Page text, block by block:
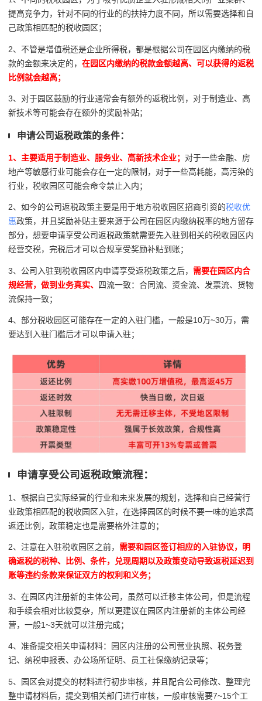
提高竞争力，针对不同的行业的的扶持力度不同，所以需要选择和自
己政策相匹配的税收园区；
2、不管是增值税还是企业所得税，都是根据公司在园区内缴纳的税
款的金额来决定的， 在园区内缴纳的税款金额越高、可以获得的返税
比例就会越高；
3、对于园区鼓励的行业通常会有额外的返税比例，对于制造业、高
新技术等可能会存在额外的奖励补贴；
申请公司返税政策的条件：
1、主要适用于制造业、服务业、高新技术企业； 对于一些金融、房
地产等敏感行业可能会存在一定的限制，对于一些高耗能，高污染的
行业，税收园区可能会命令禁止入内；
2、如今的公司返税政策主要是用于地方税收园区招商引资的税收优
惠政策，并且奖励补贴主要来源于公司在园区内缴纳税率的地方留存
部分，想要申请享受公司返税政策就需要先入驻到相关的税收园区内
经营交税，完税后才可以合规享受奖励补贴到账；
3、公司入驻到税收园区内申请享受返税政策之后， 需要在园区内合
规经营，做到业务真实、
四流一致： 合同流、资金流、发票流、货物
流保持一致；
4、部分税收园区可能存在一定的入驻门槛，一般是10万~30万，需
要达到入驻门槛后才可以申请入驻；
申请享受公司返税政策流程：
1、根据自己实际经营的行业和未来发展的规划，选择和自己经营行
业政策相匹配的税收园区入驻，在选择园区的时候不要一味的追求高
返还比例，政策稳定也是需要格外注意的；
2、注意在入驻税收园区之前， 需要和园区签订相应的入驻协议，明
确返税的税种、比例、条件，兑现周期以及政策变动导致返税延迟到
账等违约条款来保证双方的权利和义务；
3、在园区内注册新的主体公司，虽然可以迁移主体公司，但是流程
和手续会相对比较复杂，所以更建议在园区内注册新的主体公司经
营，一般1~3天就可以注册完成；
4、准备提交相关申请材料：
园区内注册的公司营业执照、税务登
记、纳税申报表、办公场所证明、员工社保缴纳记录等；
5、园区会对提交的材料进行初步审核，并且配合公司修改、整理完
整申请材料后，提交到相关部门进行审核，一般审核需要7~15个工